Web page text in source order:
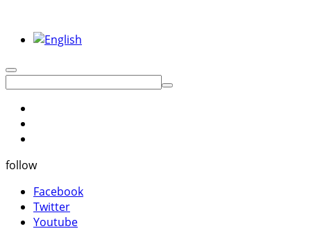
follow
Facebook
Twitter
Youtube